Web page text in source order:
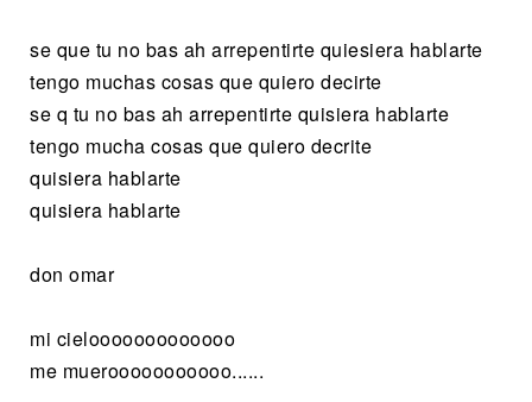
se que tu no bas ah arrepentirte quiesiera hablarte
tengo muchas cosas que quiero decirte
se q tu no bas ah arrepentirte quisiera hablarte
tengo mucha cosas que quiero decrite
quisiera hablarte
quisiera hablarte
don omar
mi cielooooooooooooo
me muerooooooooooo......